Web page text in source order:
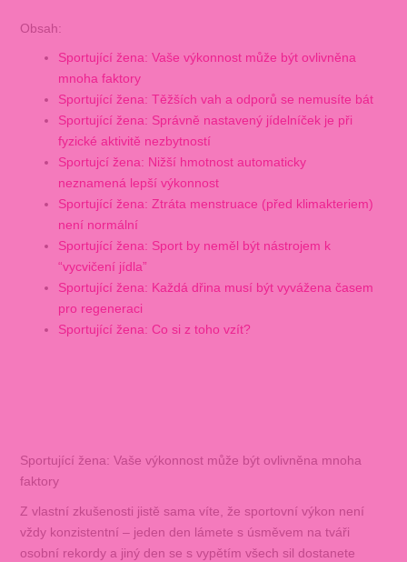
Obsah:
Sportující žena: Vaše výkonnost může být ovlivněna
mnoha faktory
Sportující žena: Těžších vah a odporů se nemusíte bát
Sportující žena: Správně nastavený jídelníček je při
fyzické aktivitě nezbytností
Sportujcí žena: Nižší hmotnost automaticky
neznamená lepší výkonnost
Sportující žena: Ztráta menstruace (před klimakteriem)
není normální
Sportující žena: Sport by neměl být nástrojem k
“vycvičení jídla”
Sportující žena: Každá dřina musí být vyvážena časem
pro regeneraci
Sportující žena: Co si z toho vzít?
Sportující žena: Vaše výkonnost může být ovlivněna mnoha
faktory
Z vlastní zkušenosti jistě sama víte, že sportovní výkon není
vždy konzistentní – jeden den lámete s úsměvem na tváři
osobní rekordy a jiný den se s vypětím všech sil dostanete